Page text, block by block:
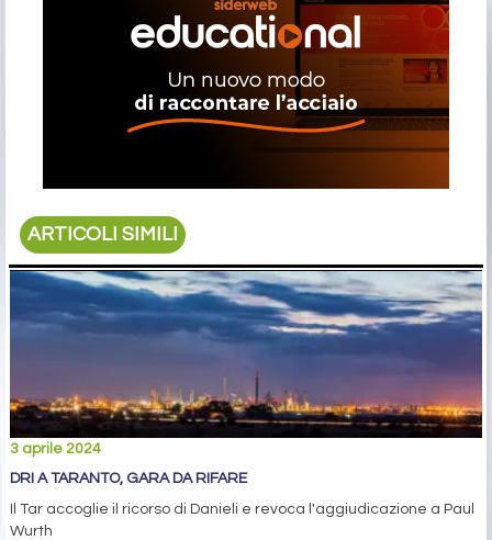
ARTICOLI SIMILI
3 aprile 2024
DRI A TARANTO, GARA DA RIFARE
Il Tar accoglie il ricorso di Danieli e revoca l'aggiudicazione a Paul
Wurth